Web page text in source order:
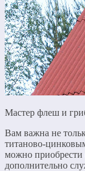
Мастер флеш и
Вам важна не
титаново-
можно приобрести
дополнительно